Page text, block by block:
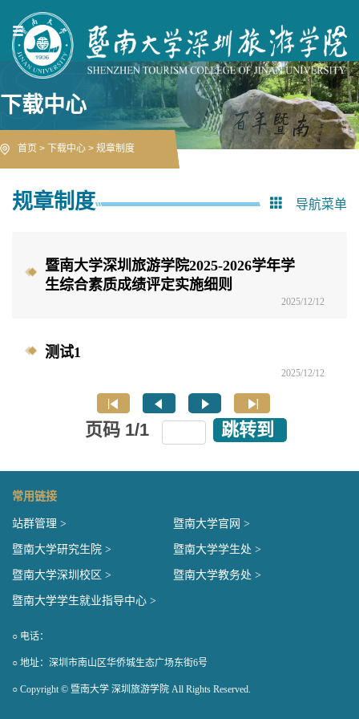
下载中心
首页 > 下载中心 > 规章制度
规章制度 导航菜单
暨南大学深圳旅游学院2025-2026学年学
生综合素质成绩评定实施细则
2025/12/12
测试1
2025/12/12
页码 1/1 跳转到
常用链接
站群管理 > 暨南大学官网 >
暨南大学研究生院 > 暨南大学学生处 >
暨南大学深圳校区 > 暨南大学教务处 >
暨南大学学生就业指导中心 >
○ 电话：
○ 地址：深圳市南山区华侨城生态广场东街6号
○ Copyright © 暨南大学 深圳旅游学院 All Rights Reserved.